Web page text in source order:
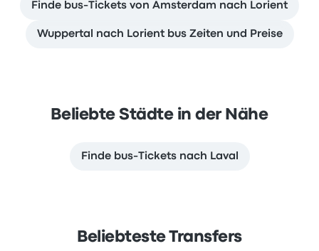
Finde bus-Tickets von Amsterdam nach Lorient
Wuppertal nach Lorient bus Zeiten und Preise
Beliebte Städte in der Nähe
Finde bus-Tickets nach Laval
Beliebteste Transfers